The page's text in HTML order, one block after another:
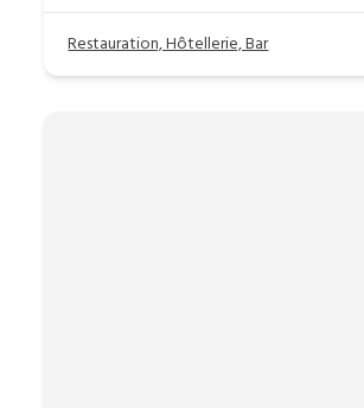
Restauration, Hôtellerie, Bar